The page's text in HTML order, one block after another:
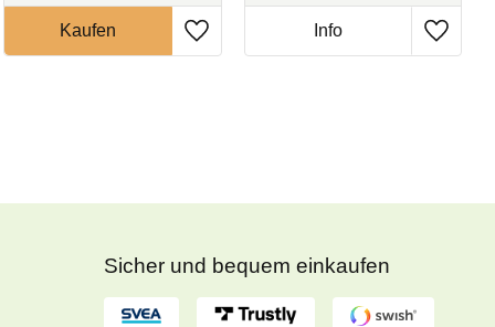
Sicher und bequem einkaufen